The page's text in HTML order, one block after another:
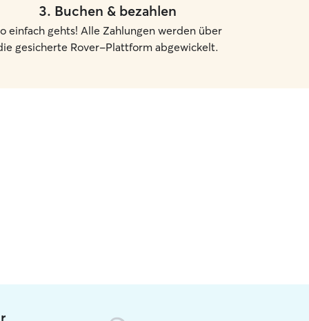
3. Buchen & bezahlen
einfach gehts! Alle Zahlungen werden über
gesicherte Rover-Plattform abgewickelt.